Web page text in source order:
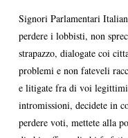
Signori Parlamentari
perdere i lobbisti, non
strapazzo, dialogate coi
problemi e non fateveli
e litigate fra di voi legittimi
intromissioni, decidete in
perdere voti, mettete alla